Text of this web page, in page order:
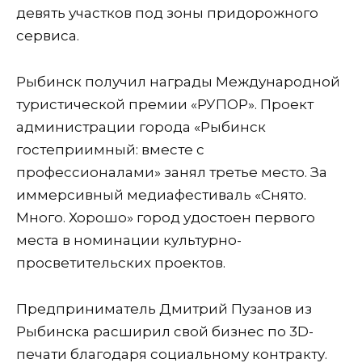
девять участков под зоны придорожного
сервиса.
Рыбинск получил награды Международной
туристической премии «РУПОР». Проект
администрации города «Рыбинск
гостеприимный: вместе с
профессионалами» занял третье место. За
иммерсивный медиафестиваль «Снято.
Много. Хорошо» город удостоен первого
места в номинации культурно-
просветительских проектов.
Предприниматель Дмитрий Пузанов из
Рыбинска расширил свой бизнес по 3D-
печати благодаря социальному контракту.